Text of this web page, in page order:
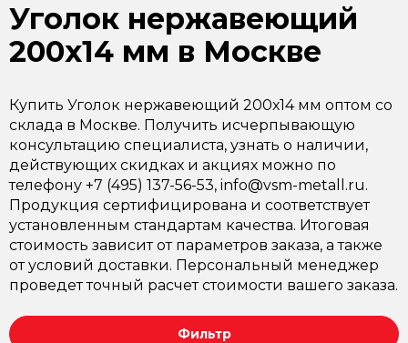
Уголок нержавеющий
200х14 мм в Москве
Купить Уголок нержавеющий 200х14 мм оптом со
склада в Москве. Получить исчерпывающую
консультацию специалиста, узнать о наличии,
действующих скидках и акциях можно по
телефону +7 (495) 137-56-53, info@vsm-metall.ru.
Продукция сертифицирована и соответствует
установленным стандартам качества. Итоговая
стоимость зависит от параметров заказа, а также
от условий доставки. Персональный менеджер
проведет точный расчет стоимости вашего заказа.
Фильтр